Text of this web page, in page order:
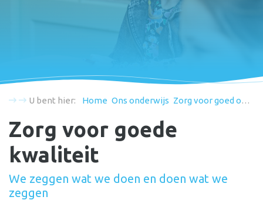
U bent hier: Home Ons onderwijs Zorg voor goed onderwijs
Zorg voor goede
kwaliteit
We zeggen wat we doen en doen wat we
zeggen